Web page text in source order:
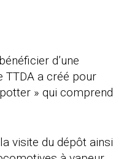
d’une
TTDA a créé pour
» qui comprend
visite du dépôt ainsi